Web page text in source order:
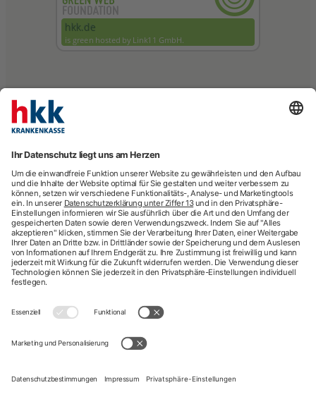
FAQs
hkk Krankenkasse
28185 Bremen
Beratung
E-Rechnung
Newsletter
hkk-Services
Behandlungsfehler
hkk med Hotline